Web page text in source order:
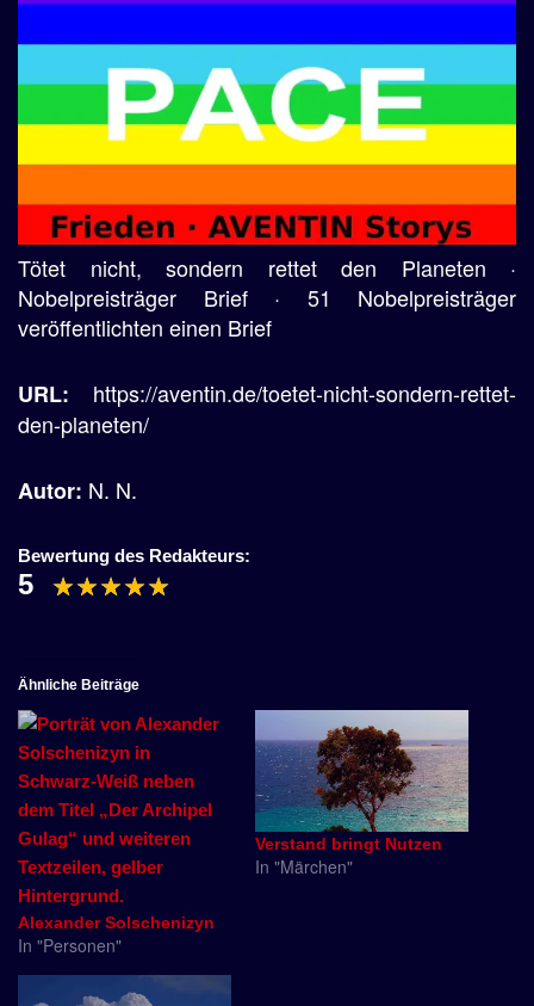
Tötet nicht, sondern rettet den Planeten ·
Nobelpreisträger Brief · 51 Nobelpreisträger
veröffentlichten einen Brief
URL: https://aventin.de/toetet-nicht-sondern-rettet-
den-planeten/
Autor: N. N.
Bewertung des Redakteurs:
5
Ähnliche Beiträge
Alexander Solschenizyn
In "Personen"
Verstand bringt Nutzen
In "Märchen"